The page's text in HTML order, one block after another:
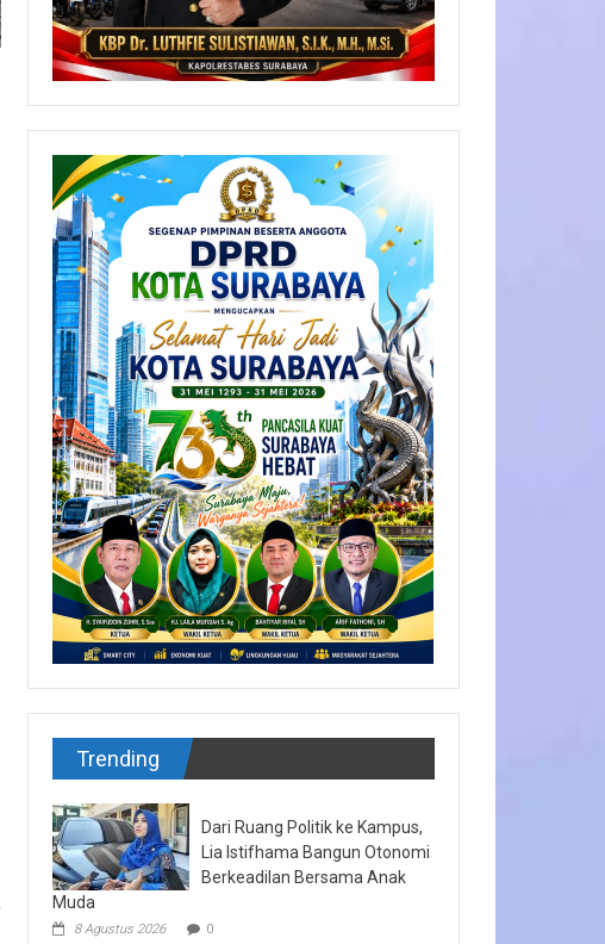
Trending
Dari Ruang Politik ke Kampus,
Lia Istifhama Bangun Otonomi
Berkeadilan Bersama Anak
Muda
8 Agustus 2026 0